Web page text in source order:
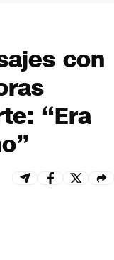
con
“Era